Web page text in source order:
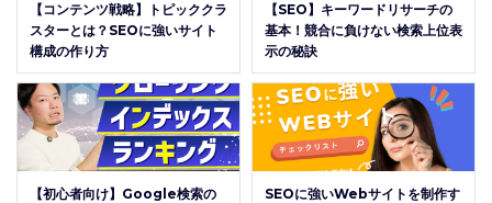
【コンテンツ戦略】トピッククラ
スターとは？SEOに強いサイト
構成の作り方
【SEO】キーワードリサーチの
基本！競合に負けない検索上位表
示の秘訣
【初心者向け】Google検索の
SEOに強いWebサイトを制作す